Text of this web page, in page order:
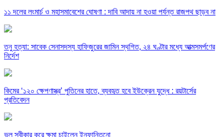
১১ দলের লংমার্চ ও মহাসমাবেশের ঘোষণা : দাবি আদায় না হওয়া পর্যন্ত রাজপথ ছাড়ব না
তনু হত্যা: সাবেক সেনাসদস্য হাফিজুরের জামিন স্থগিত, ২৪ ঘণ্টার মধ্যে আত্মসমর্পণের
নির্দেশ
কিমের ‘১২০ ক্ষেপণাস্ত্র’ পুতিনের হাতে, ব্যবহৃত হবে ইউক্রেন যুদ্ধে : রয়টার্সের
প্রতিবেদন
ভুল স্বীকার করে ক্ষমা চাইলেন ইনফান্তিনো